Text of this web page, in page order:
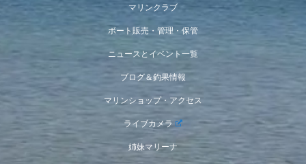
マリンクラブ
ボート販売・管理・保管
ニュースとイベント一覧
ブログ＆釣果情報
マリンショップ・アクセス
ライブカメラ
姉妹マリーナ